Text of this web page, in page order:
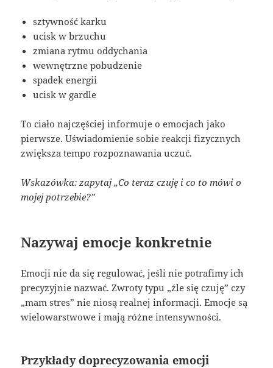
sztywność karku
ucisk w brzuchu
zmiana rytmu oddychania
wewnętrzne pobudzenie
spadek energii
ucisk w gardle
To ciało najczęściej informuje o emocjach jako
pierwsze. Uświadomienie sobie reakcji fizycznych
zwiększa tempo rozpoznawania uczuć.
Wskazówka: zapytaj „Co teraz czuję i co to mówi o
mojej potrzebie?”
Nazywaj emocje konkretnie
Emocji nie da się regulować, jeśli nie potrafimy ich
precyzyjnie nazwać. Zwroty typu „źle się czuję” czy
„mam stres” nie niosą realnej informacji. Emocje są
wielowarstwowe i mają różne intensywności.
Przykłady doprecyzowania emocji